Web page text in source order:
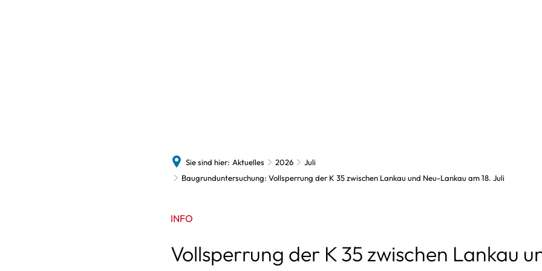
Bundestagswahl
Weitere Ausschüsse
Amtsarchiv
Öffentliche
Datenschutz / Aufgaben
Sozialverbände
Sie sind hier: Aktuelles 2026
Juli
Baugrunduntersuchung: Vollsperrung der K 35 zwischen Lankau und Neu-Lankau am 18. Juli
INFO
Vollsperrung der K 35 zwischen Lankau